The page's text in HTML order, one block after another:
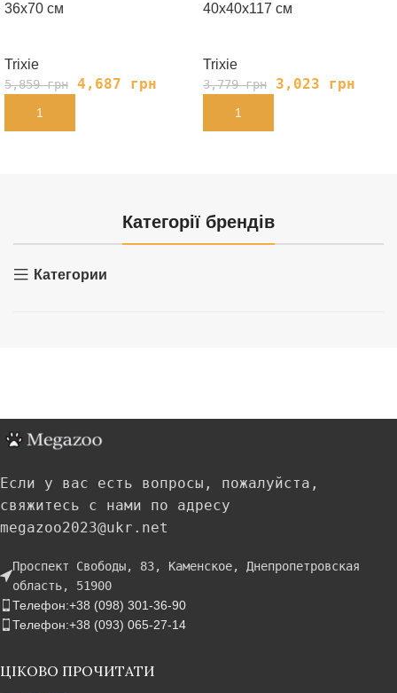
36х70 см
Trixie
5,859грн 4,687 грн
В КОРЗИНУ
40х40х117 см
Trixie
3,779грн 3,023 грн
В КОРЗИНУ
Категорії брендів
Категории
Если у вас есть вопросы, пожалуйста,
свяжитесь с нами по адресу
megazoo2023@ukr.net
Проспект Свободы, 83, Каменское, Днепропетровская
область, 51900
Телефон:+38 (098) 301-36-90
Телефон:+38 (093) 065-27-14
ЦІКОВО ПРОЧИТАТИ